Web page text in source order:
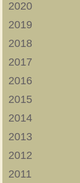
2020
2019
2018
2017
2016
2015
2014
2013
2012
2011